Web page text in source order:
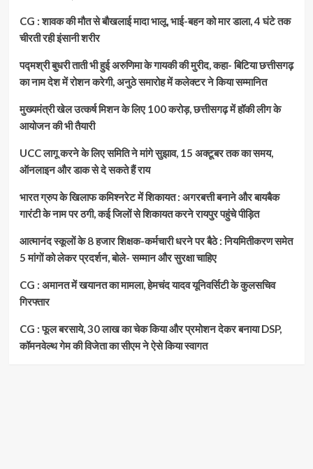
CG : शावक की मौत से बौखलाई मादा भालू, भाई-बहन को मार डाला, 4 घंटे तक
चीरती रही इंसानी शरीर
पद्मश्री बुधरी ताती भी हुई अरुणिमा के गायकी की मुरीद, कहा- बिटिया छत्तीसगढ़
का नाम देश में रोशन करेगी, अनुठे समारोह में कलेक्टर ने किया सम्मानित
मुख्यमंत्री खेल उत्कर्ष मिशन के लिए 100 करोड़, छत्तीसगढ़ में हॉकी लीग के
आयोजन की भी तैयारी
UCC लागू करने के लिए समिति ने मांगे सुझाव, 15 अक्टूबर तक का समय,
ऑनलाइन और डाक से दे सकते हैं राय
भारत ग्रुप के खिलाफ कमिश्नरेट में शिकायत : अगरबत्ती बनाने और बायबैक
गारंटी के नाम पर ठगी, कई जिलों से शिकायत करने रायपुर पहुंचे पीड़ित
आत्मानंद स्कूलों के 8 हजार शिक्षक-कर्मचारी धरने पर बैठे : नियमितीकरण समेत
5 मांगों को लेकर प्रदर्शन, बोले- सम्मान और सुरक्षा चाहिए
CG : अमानत में खयानत का मामला, हेमचंद यादव यूनिवर्सिटी के कुलसचिव
गिरफ्तार
CG : फूल बरसाये, 30 लाख का चेक किया और प्रमोशन देकर बनाया DSP,
कॉमनवेल्थ गेम की विजेता का सीएम ने ऐसे किया स्वागत